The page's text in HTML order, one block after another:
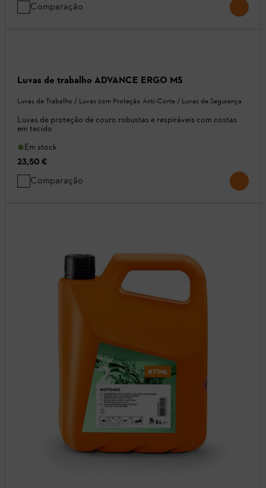
Comparação
Luvas de trabalho ADVANCE ERGO MS
Luvas de Trabalho / Luvas com Proteção Anti-Corte / Luvas de Segurança
Luvas de proteção de couro robustas e respiráveis com costas
em tecido
Em stock
23,50 €
Comparação